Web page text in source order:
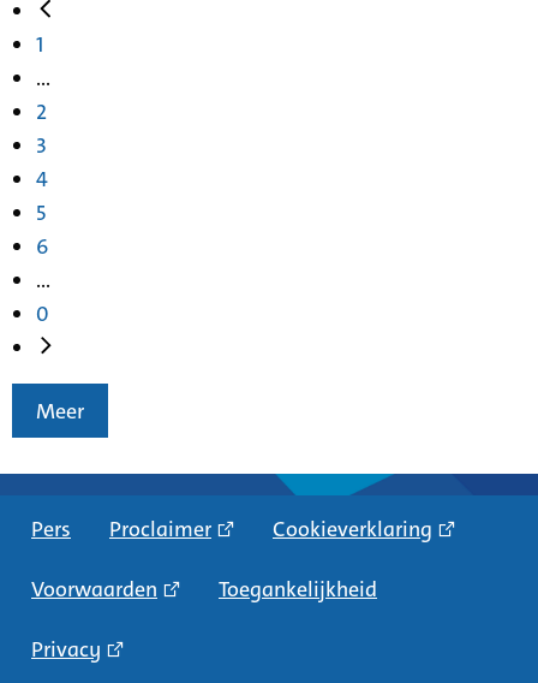
1
...
2
3
4
5
6
...
0
Meer
Pers Proclaimer Cookieverklaring
Voorwaarden Toegankelijkheid
Privacy